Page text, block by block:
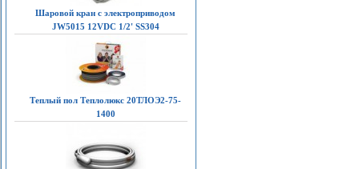
Шаровой кран с электроприводом
JW5015 12VDC 1/2' SS304
Теплый пол Теплолюкс 20ТЛОЭ2-75-
1400